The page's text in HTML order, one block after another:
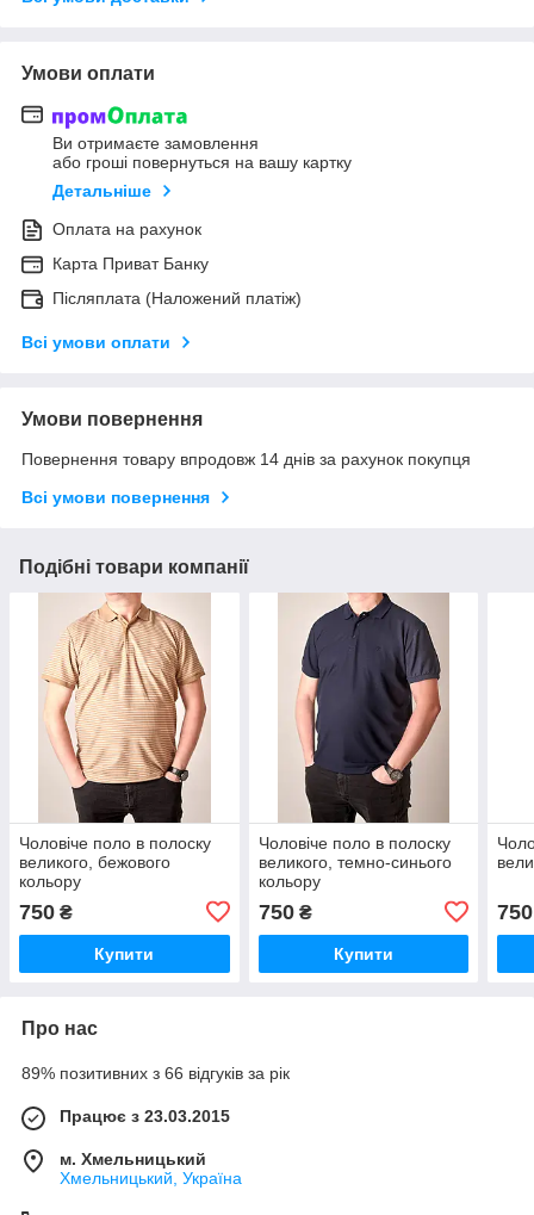
Умови оплати
Ви отримаєте замовлення
або гроші повернуться на вашу картку
Детальніше
Оплата на рахунок
Карта Приват Банку
Післяплата (Наложений платіж)
Всі умови оплати
Умови повернення
Повернення товару впродовж 14 днів за рахунок покупця
Всі умови повернення
Подібні товари компанії
Чоловіче поло в полоску
великого, бежового
кольору
750 ₴
Купити
Чоловіче поло в полоску
великого, темно-синього
кольору
750₴
Купити
750
Про нас
89% позитивних з 66 відгуків за рік
Працює з 23.03.2015
м. Хмельницький
Хмельницький, Україна